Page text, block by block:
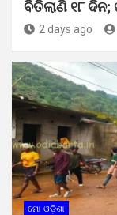
ବିତିଲାଣି ୧୮
2 days ago
ମୋ ଓଡ଼ିଶା